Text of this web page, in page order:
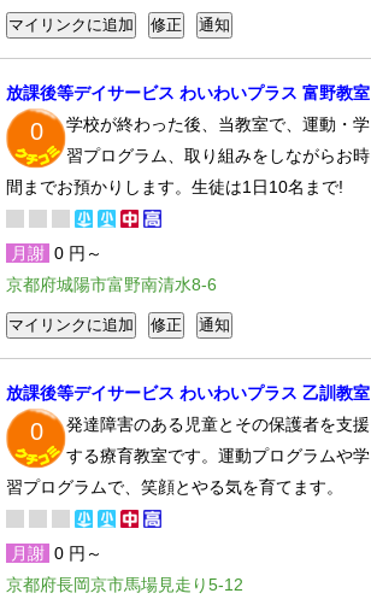
放課後等デイサービス わいわいプラス 富野教室
0
学校が終わった後、当教室で、運動・学
習プログラム、取り組みをしながらお時
間までお預かりします。生徒は1日10名まで!
月謝 0 円～
京都府城陽市富野南清水8-6
放課後等デイサービス わいわいプラス 乙訓教室
0
発達障害のある児童とその保護者を支援
する療育教室です。運動プログラムや学
習プログラムで、笑顔とやる気を育てます。
月謝 0 円～
京都府長岡京市馬場見走り5-12